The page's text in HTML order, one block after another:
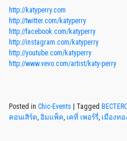
http://katyperry.com
http://twitter.com/katyperry
http://facebook.com/katyperry
http://instagram.com/katyperry
http://youtube.com/katyperry
http://www.vevo.com/artist/katy-perry
Posted in Chic-Events Tagged
คอนเสิร์ต, อิมแพ็ค, เคที่ เพอร์รี่, เมืองท